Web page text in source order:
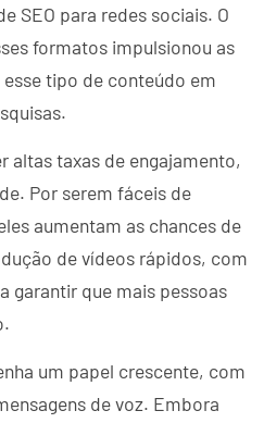
SEO para redes sociais. O
formatos impulsionou as
tipo de conteúdo em
altas taxas de engajamento,
Por serem fáceis de
aumentam as chances de
de vídeos rápidos, com
garantir que mais pessoas
um papel crescente, com
de voz. Embora